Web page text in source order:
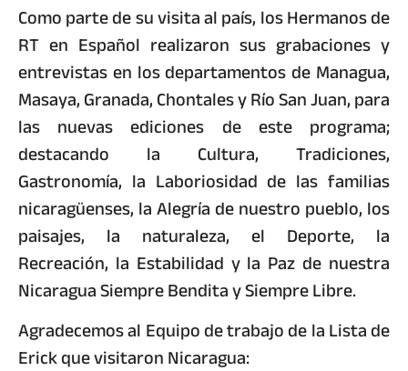
Como parte de su visita al país, los Hermanos de
RT en Español realizaron sus grabaciones y
entrevistas en los departamentos de Managua,
Masaya, Granada, Chontales y Río San Juan, para
las nuevas ediciones de este programa;
destacando la Cultura, Tradiciones,
Gastronomía, la Laboriosidad de las familias
nicaragüenses, la Alegría de nuestro pueblo, los
paisajes, la naturaleza, el Deporte, la
Recreación, la Estabilidad y la Paz de nuestra
Nicaragua Siempre Bendita y Siempre Libre.
Agradecemos al Equipo de trabajo de la Lista de
Erick que visitaron Nicaragua: